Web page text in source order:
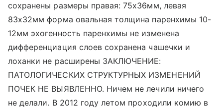
сохранены размеры правая: 75х36мм, левая
83х32мм форма овальная толщина паренхимы 10-
12мм эхогенность паренхимы не изменена
дифференциация слоев сохранена чашечки и
лоханки не расширены ЗАКЛЮЧЕНИЕ:
ПАТОЛОГИЧЕСКИХ СТРУКТУРНЫХ ИЗМЕНЕНИЙ
ПОЧЕК НЕ ВЫЯВЛЕННО. Ничем не лечили ничего
не делали. В 2012 году летом проходили комию в